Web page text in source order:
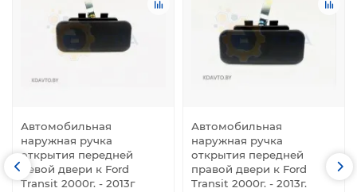
Автомобильная
наружная ручка
открытия передней
левой двери к Ford
Transit 2000г. - 2013г
Автомобильная
наружная ручка
открытия передней
правой двери к Ford
Transit 2000г. - 2013г.